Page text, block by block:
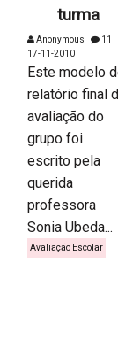
turma
Anonymous
11
17-11-2010
Este modelo
relatório final
avaliação do
grupo foi
escrito pela
querida
professora
Sonia Ubeda...
Avaliação Escolar